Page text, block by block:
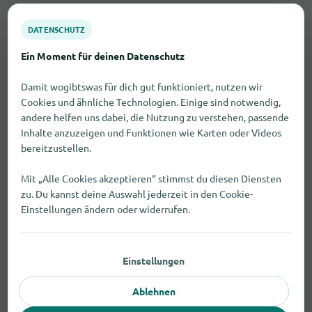
Wo finde ich in Markkleeberg eine
gute Auswahl an Gesundheits- und
Medizinbedarf?
In Markkleeberg findest du einige Anbieter, die
sich auf Gesundheits- und Medizinbedarf
spezialisiert haben.
Lehmann-Eitner (Koburger Straße 50).
Wo finde ich Gesundheits- und
DATENSCHUTZ
Ein Moment für deinen Datenschutz
Damit wogibtswas für dich gut funktioniert, nutzen wir
Cookies und ähnliche Technologien. Einige sind notwendig,
andere helfen uns dabei, die Nutzung zu verstehen, passende
Inhalte anzuzeigen und Funktionen wie Karten oder Videos
bereitzustellen.
Mit „Alle Cookies akzeptieren“ stimmst du diesen Diensten
zu. Du kannst deine Auswahl jederzeit in den Cookie-
Einstellungen ändern oder widerrufen.
Einstellungen
Ablehnen